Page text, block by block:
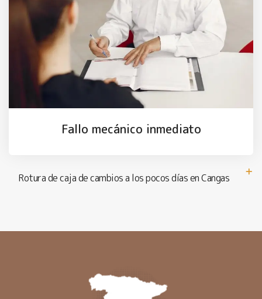
Fallo mecánico inmediato
Rotura de caja de cambios a los pocos días en Cangas